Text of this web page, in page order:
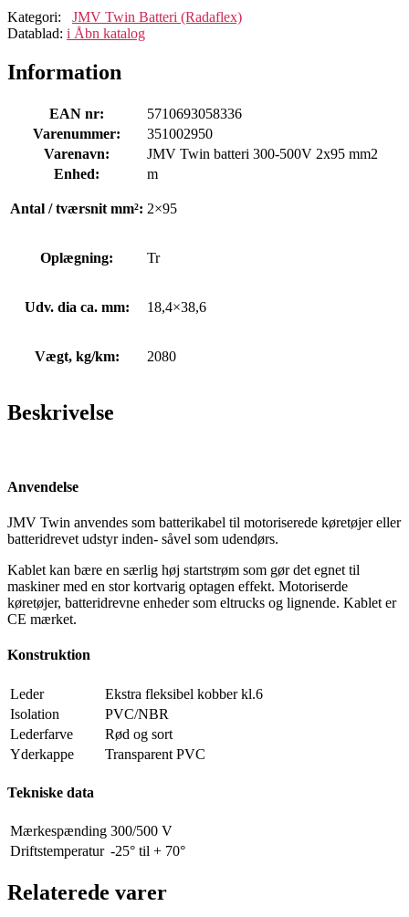
Kategori: JMV Twin Batteri (Radaflex)
Datablad: i Åbn katalog
Information
EAN nr:
5710693058336
Varenummer:
351002950
Varenavn:
JMV Twin batteri 300-500V 2x95 mm2
Enhed:
m
Antal / tværsnit mm²: 2×95
Oplægning: Tr
Udv. dia ca. mm: 18,4×38,6
Vægt, kg/km: 2080
Beskrivelse
Anvendelse
JMV Twin anvendes som batterikabel til motoriserede køretøjer eller
batteridrevet udstyr inden- såvel som udendørs.
Kablet kan bære en særlig høj startstrøm som gør det egnet til
maskiner med en stor kortvarig optagen effekt. Motoriserde
køretøjer, batteridrevne enheder som eltrucks og lignende. Kablet er
CE mærket.
Konstruktion
Leder
Ekstra fleksibel kobber kl.6
Isolation
PVC/NBR
Lederfarve
Rød og sort
Yderkappe
Transparent PVC
Tekniske data
Mærkespænding 300/500 V
Driftstemperatur -25° til + 70°
Relaterede varer